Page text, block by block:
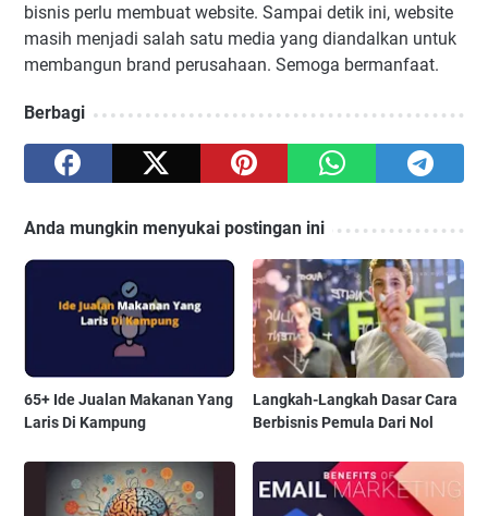
bisnis perlu membuat website. Sampai detik ini, website
masih menjadi salah satu media yang diandalkan untuk
membangun brand perusahaan. Semoga bermanfaat.
Berbagi
Anda mungkin menyukai postingan ini
65+ Ide Jualan Makanan Yang
Laris Di Kampung
Langkah-Langkah Dasar Cara
Berbisnis Pemula Dari Nol